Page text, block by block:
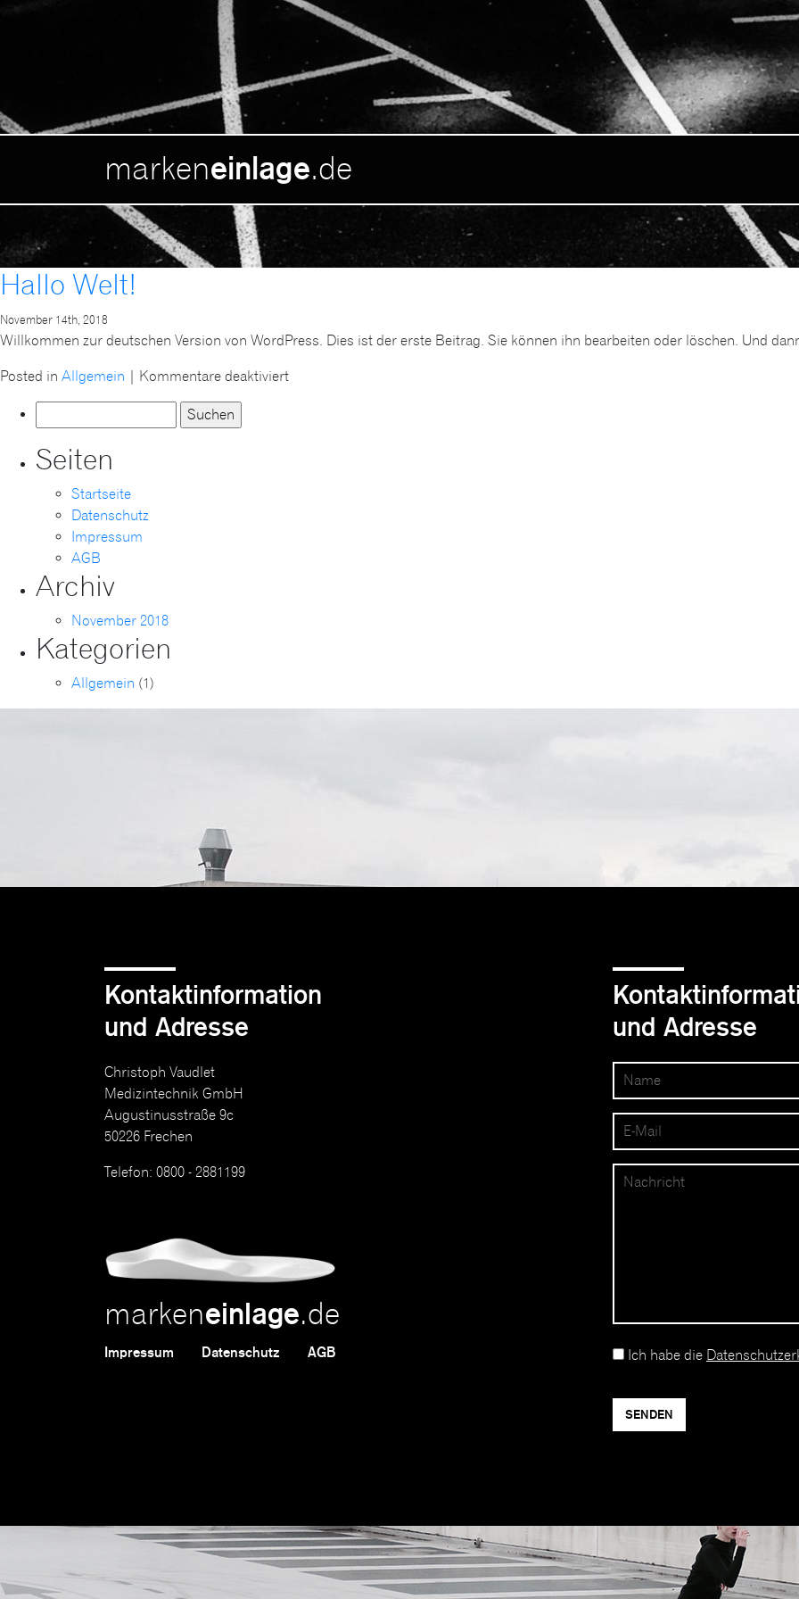
markeneinlage.de
Hallo Welt!
November 14th, 2018
Willkommen zur deutschen Version von WordPress. Dies ist der erste Beitrag. Sie können ihn bearbeiten oder löschen. Und
Posted in Allgemein | Kommentare deaktiviertfür
nach:
Seiten
Startseite
Datenschutz
Impressum
AGB
Archiv
November 2018
Kategorien
Allgemein (1)
Kontaktinformation
und Adresse
Christoph Vaudlet
Medizintechnik GmbH
Augustinusstraße 9c
50226 Frechen
Telefon: 0800 - 2881199
markeneinlage.de
Impressum Datenschutz AGB
und Adresse
Ich habe die